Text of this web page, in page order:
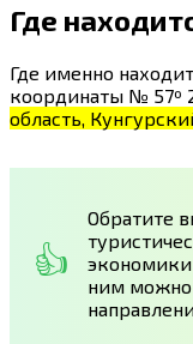
Где
Где именно
координаты № 57º
область,
Обратите
экономики
ним можно